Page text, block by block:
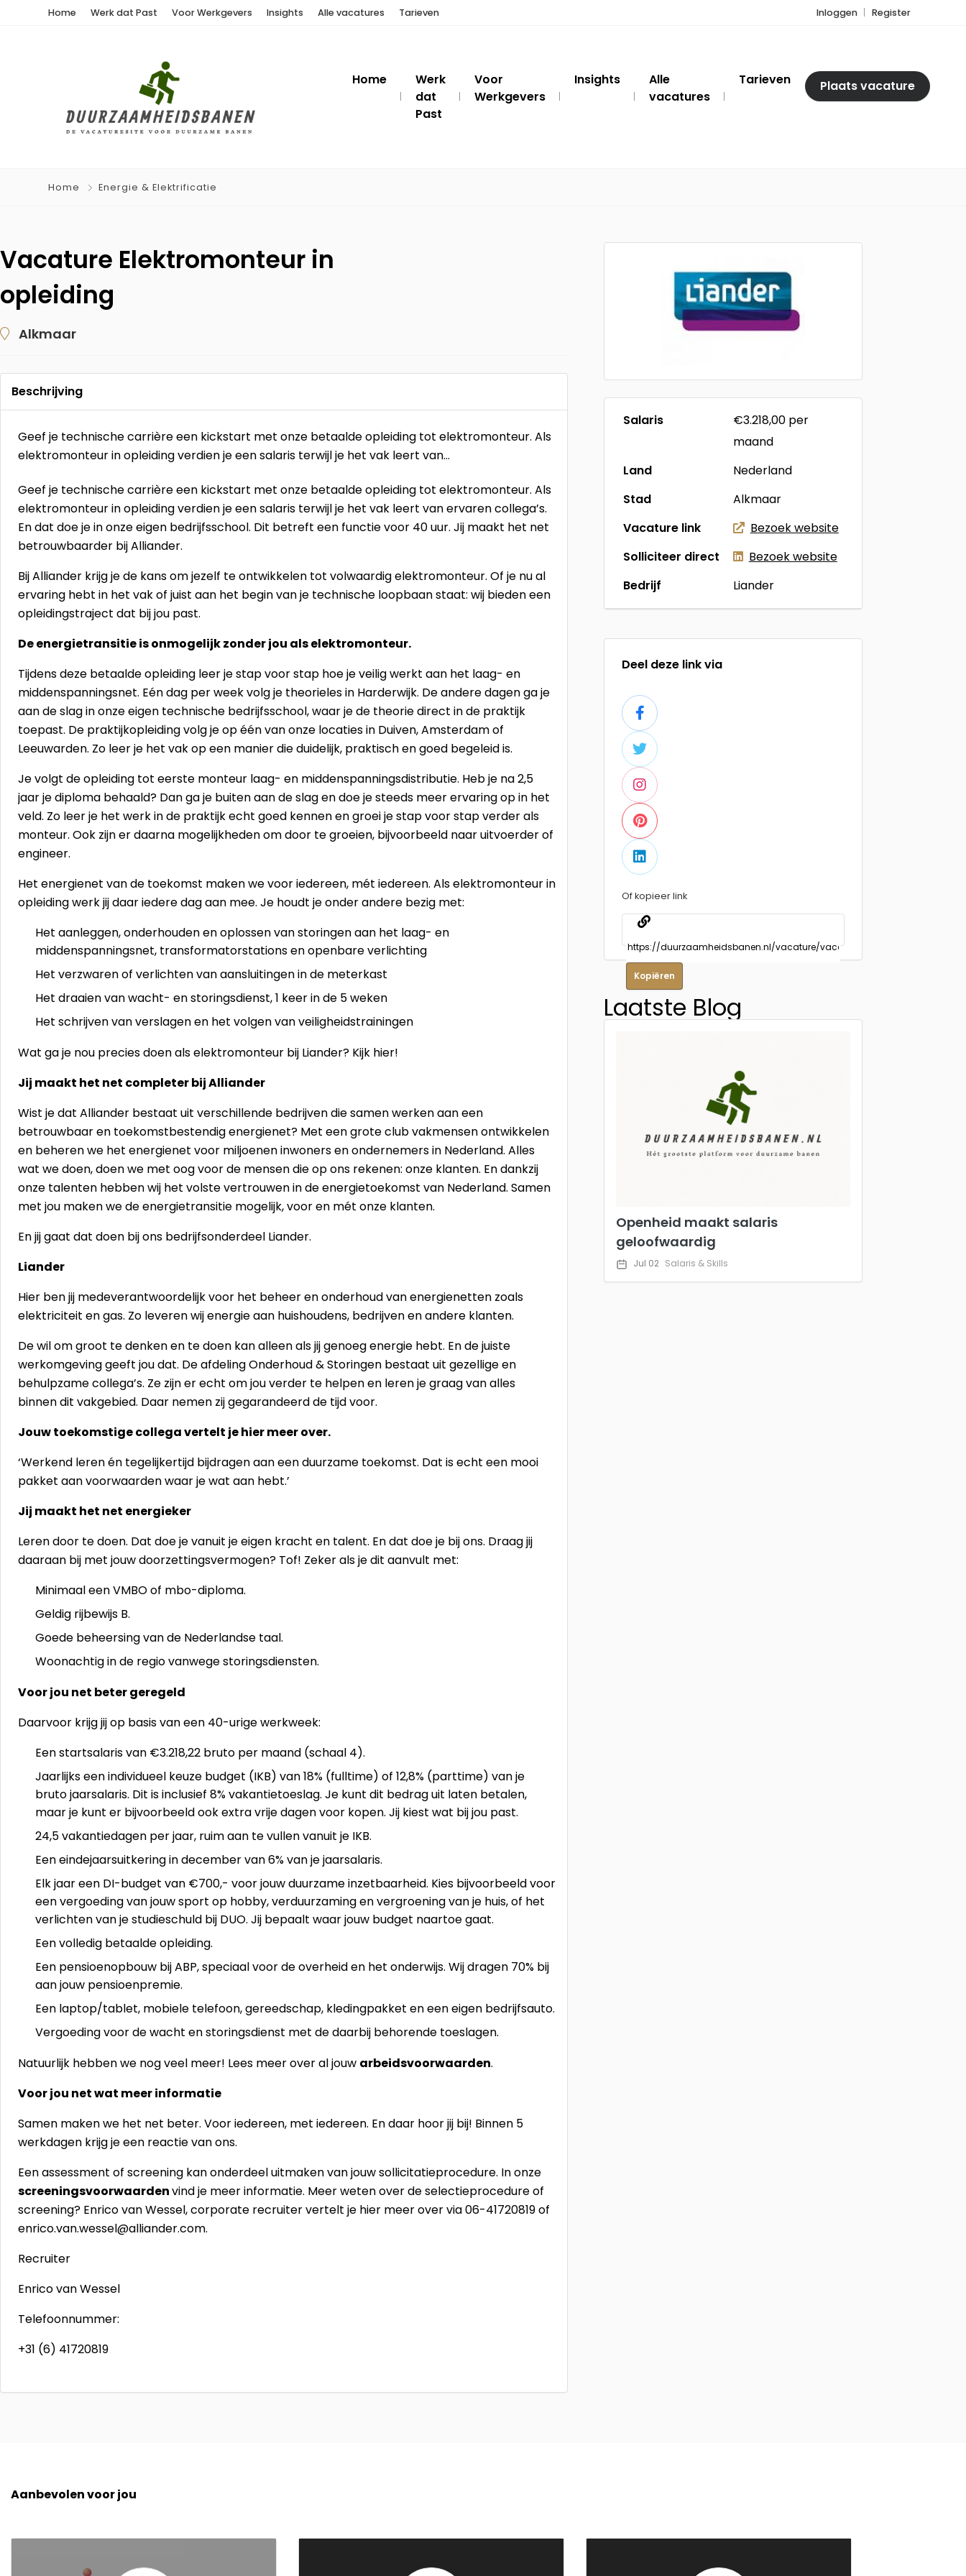
Home Werk dat Past Voor Werkgevers Insights Alle vacatures Tarieven Inloggen Register
Home
Werk
dat
Past
Voor
Werkgevers
Insights
Alle
vacatures
Tarieven Plaats vacature
Home Energie & Elektrificatie
Vacature Elektromonteur in
opleiding
Alkmaar
Beschrijving
Geef je technische carrière een kickstart met onze betaalde opleiding tot elektromonteur. Als
elektromonteur in opleiding verdien je een salaris terwijl je het vak leert van…
Geef je technische carrière een kickstart met onze betaalde opleiding tot elektromonteur. Als
elektromonteur in opleiding verdien je een salaris terwijl je het vak leert van ervaren collega’s.
En dat doe je in onze eigen bedrijfsschool. Dit betreft een functie voor 40 uur. Jij maakt het net
betrouwbaarder bij Alliander.
Bij Alliander krijg je de kans om jezelf te ontwikkelen tot volwaardig elektromonteur. Of je nu al
ervaring hebt in het vak of juist aan het begin van je technische loopbaan staat: wij bieden een
opleidingstraject dat bij jou past.
De energietransitie is onmogelijk zonder jou als elektromonteur.
Tijdens deze betaalde opleiding leer je stap voor stap hoe je veilig werkt aan het laag- en
middenspanningsnet. Eén dag per week volg je theorieles in Harderwijk. De andere dagen ga je
aan de slag in onze eigen technische bedrijfsschool, waar je de theorie direct in de praktijk
toepast. De praktijkopleiding volg je op één van onze locaties in Duiven, Amsterdam of
Leeuwarden. Zo leer je het vak op een manier die duidelijk, praktisch en goed begeleid is.
Je volgt de opleiding tot eerste monteur laag- en middenspanningsdistributie. Heb je na 2,5
jaar je diploma behaald? Dan ga je buiten aan de slag en doe je steeds meer ervaring op in het
veld. Zo leer je het werk in de praktijk echt goed kennen en groei je stap voor stap verder als
monteur. Ook zijn er daarna mogelijkheden om door te groeien, bijvoorbeeld naar uitvoerder of
engineer.
Het energienet van de toekomst maken we voor iedereen, mét iedereen. Als elektromonteur in
opleiding werk jij daar iedere dag aan mee. Je houdt je onder andere bezig met:
Het aanleggen, onderhouden en oplossen van storingen aan het laag- en
middenspanningsnet, transformatorstations en openbare verlichting
Het verzwaren of verlichten van aansluitingen in de meterkast
Het draaien van wacht- en storingsdienst, 1 keer in de 5 weken
Het schrijven van verslagen en het volgen van veiligheidstrainingen
Wat ga je nou precies doen als elektromonteur bij Liander? Kijk hier!
Jij maakt het net completer bij Alliander
Wist je dat Alliander bestaat uit verschillende bedrijven die samen werken aan een
betrouwbaar en toekomstbestendig energienet? Met een grote club vakmensen ontwikkelen
en beheren we het energienet voor miljoenen inwoners en ondernemers in Nederland. Alles
wat we doen, doen we met oog voor de mensen die op ons rekenen: onze klanten. En dankzij
onze talenten hebben wij het volste vertrouwen in de energietoekomst van Nederland. Samen
met jou maken we de energietransitie mogelijk, voor en mét onze klanten.
En jij gaat dat doen bij ons bedrijfsonderdeel Liander.
Liander
Hier ben jij medeverantwoordelijk voor het beheer en onderhoud van energienetten zoals
elektriciteit en gas. Zo leveren wij energie aan huishoudens, bedrijven en andere klanten.
De wil om groot te denken en te doen kan alleen als jij genoeg energie hebt. En de juiste
werkomgeving geeft jou dat. De afdeling Onderhoud & Storingen bestaat uit gezellige en
behulpzame collega’s. Ze zijn er echt om jou verder te helpen en leren je graag van alles
binnen dit vakgebied. Daar nemen zij gegarandeerd de tijd voor.
Jouw toekomstige collega vertelt je hier meer over.
‘Werkend leren én tegelijkertijd bijdragen aan een duurzame toekomst. Dat is echt een mooi
pakket aan voorwaarden waar je wat aan hebt.’
Jij maakt het net energieker
Leren door te doen. Dat doe je vanuit je eigen kracht en talent. En dat doe je bij ons. Draag jij
daaraan bij met jouw doorzettingsvermogen? Tof! Zeker als je dit aanvult met:
Minimaal een VMBO of mbo-diploma.
Geldig rijbewijs B.
Goede beheersing van de Nederlandse taal.
Woonachtig in de regio vanwege storingsdiensten.
Voor jou net beter geregeld
Daarvoor krijg jij op basis van een 40-urige werkweek:
Een startsalaris van €3.218,22 bruto per maand (schaal 4).
Jaarlijks een individueel keuze budget (IKB) van 18% (fulltime) of 12,8% (parttime) van je
bruto jaarsalaris. Dit is inclusief 8% vakantietoeslag. Je kunt dit bedrag uit laten betalen,
maar je kunt er bijvoorbeeld ook extra vrije dagen voor kopen. Jij kiest wat bij jou past.
24,5 vakantiedagen per jaar, ruim aan te vullen vanuit je IKB.
Een eindejaarsuitkering in december van 6% van je jaarsalaris.
Elk jaar een DI-budget van €700,- voor jouw duurzame inzetbaarheid. Kies bijvoorbeeld voor
een vergoeding van jouw sport op hobby, verduurzaming en vergroening van je huis, of het
verlichten van je studieschuld bij DUO. Jij bepaalt waar jouw budget naartoe gaat.
Een volledig betaalde opleiding.
Een pensioenopbouw bij ABP, speciaal voor de overheid en het onderwijs. Wij dragen 70% bij
aan jouw pensioenpremie.
Een laptop/tablet, mobiele telefoon, gereedschap, kledingpakket en een eigen bedrijfsauto.
Vergoeding voor de wacht en storingsdienst met de daarbij behorende toeslagen.
Natuurlijk hebben we nog veel meer! Lees meer over al jouw arbeidsvoorwaarden.
Voor jou net wat meer informatie
Samen maken we het net beter. Voor iedereen, met iedereen. En daar hoor jij bij! Binnen 5
werkdagen krijg je een reactie van ons.
Een assessment of screening kan onderdeel uitmaken van jouw sollicitatieprocedure. In onze
screeningsvoorwaardenvind je meer informatie. Meer weten over de selectieprocedure of
screening? Enrico van Wessel, corporate recruiter vertelt je hier meer over via 06-41720819 of
enrico.van.wessel@alliander.com.
Recruiter
Enrico van Wessel
Telefoonnummer:
+31 (6) 41720819
Salaris €3.218,00per
maand
Land
Nederland
Stad
Alkmaar
Vacature link
Bezoek website
Solliciteer direct
Bezoek website
Bedrijf
Liander
Deel deze link via
Of kopieer link
Kopiëren
Laatste Blog
Openheid maakt salaris
geloofwaardig
Jul 02 Salaris & Skills
Aanbevolen voor jou